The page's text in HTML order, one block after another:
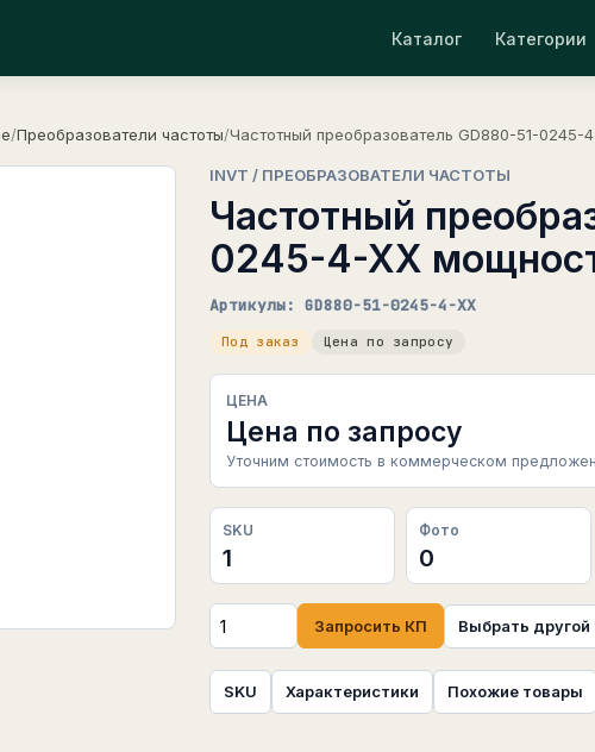
Каталог Категории
/Преобразователи частоты/Частотный преобразователь GD880-51-0245-
INVT / ПРЕОБРАЗОВАТЕЛИ ЧАСТОТЫ
Частотный
0245-4-XX
Артикулы: GD880-51-0245-4-XX
Под заказ Цена по запросу
ЦЕНА
Цена по запросу
Уточним стоимость в коммерческом
SKU
1
Фото
0
Запросить КП Выбрать другой
SKU Характеристики Похожие товары